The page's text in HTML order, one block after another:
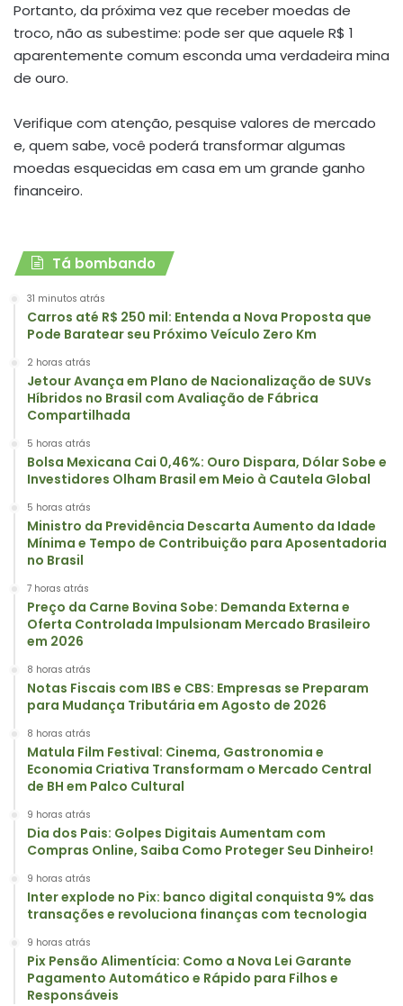
Portanto, da próxima vez que receber moedas de
troco, não as subestime: pode ser que aquele R$ 1
aparentemente comum esconda uma verdadeira mina
de ouro.
Verifique com atenção, pesquise valores de mercado
e, quem sabe, você poderá transformar algumas
moedas esquecidas em casa em um grande ganho
financeiro.
Tá bombando
31 minutos atrás
Carros até R$ 250 mil: Entenda a Nova Proposta que
Pode Baratear seu Próximo Veículo Zero Km
2 horas atrás
Jetour Avança em Plano de Nacionalização de SUVs
Híbridos no Brasil com Avaliação de Fábrica
Compartilhada
5 horas atrás
Bolsa Mexicana Cai 0,46%: Ouro Dispara, Dólar Sobe e
Investidores Olham Brasil em Meio à Cautela Global
5 horas atrás
Ministro da Previdência Descarta Aumento da Idade
Mínima e Tempo de Contribuição para Aposentadoria
no Brasil
7 horas atrás
Preço da Carne Bovina Sobe: Demanda Externa e
Oferta Controlada Impulsionam Mercado Brasileiro
em 2026
8 horas atrás
Notas Fiscais com IBS e CBS: Empresas se Preparam
para Mudança Tributária em Agosto de 2026
8 horas atrás
Matula Film Festival: Cinema, Gastronomia e
Economia Criativa Transformam o Mercado Central
de BH em Palco Cultural
9 horas atrás
Dia dos Pais: Golpes Digitais Aumentam com
Compras Online, Saiba Como Proteger Seu Dinheiro!
9 horas atrás
Inter explode no Pix: banco digital conquista 9% das
transações e revoluciona finanças com tecnologia
9 horas atrás
Pix Pensão Alimentícia: Como a Nova Lei Garante
Pagamento Automático e Rápido para Filhos e
Responsáveis